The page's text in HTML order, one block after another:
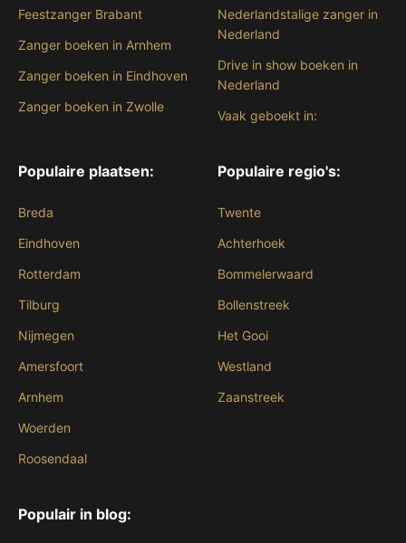
Feestzanger Brabant
Zanger boeken in Arnhem
Zanger boeken in Eindhoven
Zanger boeken in Zwolle
Nederlandstalige zanger in
Nederland
Drive in show boeken in
Nederland
Vaak geboekt in:
Populaire plaatsen:
Breda
Eindhoven
Rotterdam
Tilburg
Nijmegen
Amersfoort
Arnhem
Woerden
Roosendaal
Populaire regio's:
Twente
Achterhoek
Bommelerwaard
Bollenstreek
Het Gooi
Westland
Zaanstreek
Populair in blog: